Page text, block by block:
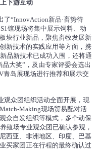
下游互动
“InnovAction新品·畜势待
馆现场将集中展示饲料、动
块行业新品，聚焦畜牧发展新
新技术的实践应用等方面，携
品新技术已成功入围，还将通
大奖”，及由专家评委会选出
青岛展现场进行推荐和展示交
观众团组织活动全面开展，现
Making现场贸易配对活
众自发组织等模式，多个动保
殖场专业观众团已确认参观，
西亚、非洲地区、印度、巴基
买家团正在行程的最终确认过